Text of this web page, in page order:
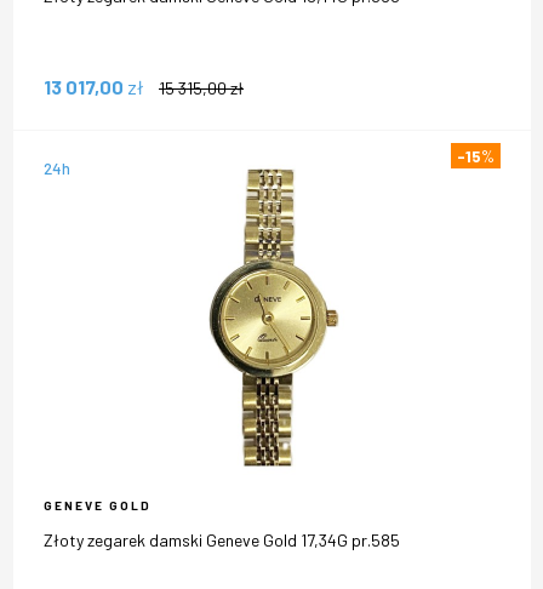
13 017,00 zł 15 315,00zł
24h
-15%
GENEVE GOLD
Złoty zegarek damski Geneve Gold 17,34G pr.585